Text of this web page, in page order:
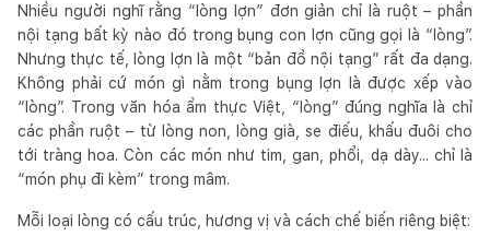
Nhiều người nghĩ rằng “lòng lợn” đơn giản chỉ là ruột – phần
nội tạng bất kỳ nào đó trong bụng con lợn cũng gọi là “lòng”.
Nhưng thực tế, lòng lợn là một “bản đồ nội tạng” rất đa dạng.
Không phải cứ món gì nằm trong bụng lợn là được xếp vào
“lòng”. Trong văn hóa ẩm thực Việt, “lòng” đúng nghĩa là chỉ
các phần ruột – từ lòng non, lòng già, se điếu, khấu đuôi cho
tới tràng hoa. Còn các món như tim, gan, phổi, dạ dày... chỉ là
“món phụ đi kèm” trong mâm.
Mỗi loại lòng có cấu trúc, hương vị và cách chế biến riêng biệt: